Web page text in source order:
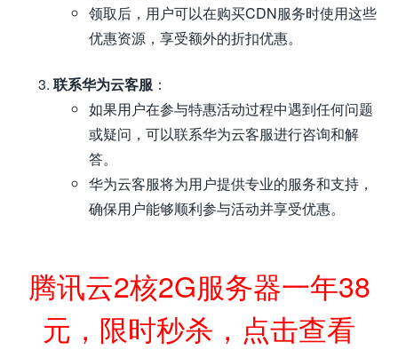
领取后，用户可以在购买CDN服务时使用这些
优惠资源，享受额外的折扣优惠。
联系华为云客服 ：
如果用户在参与特惠活动过程中遇到任何问题
或疑问，可以联系华为云客服进行咨询和解
答。
华为云客服将为用户提供专业的服务和支持，
确保用户能够顺利参与活动并享受优惠。
腾讯云2核2G服务器一年38
元，限时秒杀，点击查看